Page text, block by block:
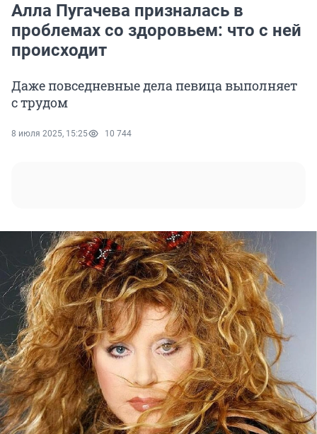
Алла Пугачева призналась в
проблемах со здоровьем: что с ней
происходит
Даже повседневные дела певица выполняет
с трудом
8 июля 2025, 15:25 10 744